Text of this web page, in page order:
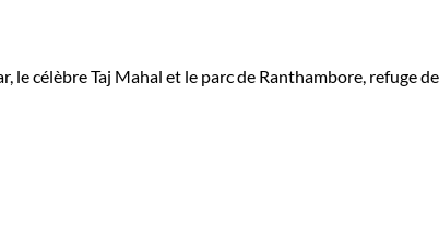
le célèbre Taj Mahal et le parc de Ranthambore, refuge de